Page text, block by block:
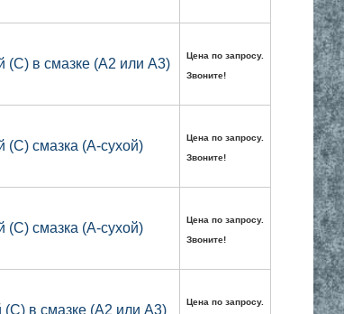
(С) в смазке (А2 или А3)
Цена по запросу.
Звоните!
(С) смазка (А-сухой)
Цена по запросу.
Звоните!
(С) смазка (А-сухой)
Цена по запросу.
Звоните!
(С) в смазке (А2 или А3)
Цена по запросу.